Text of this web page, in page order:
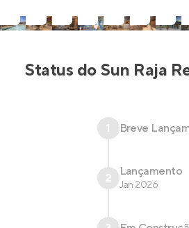
Status doSun Raja
1 Breve
2 Lançamento
Jan 2026